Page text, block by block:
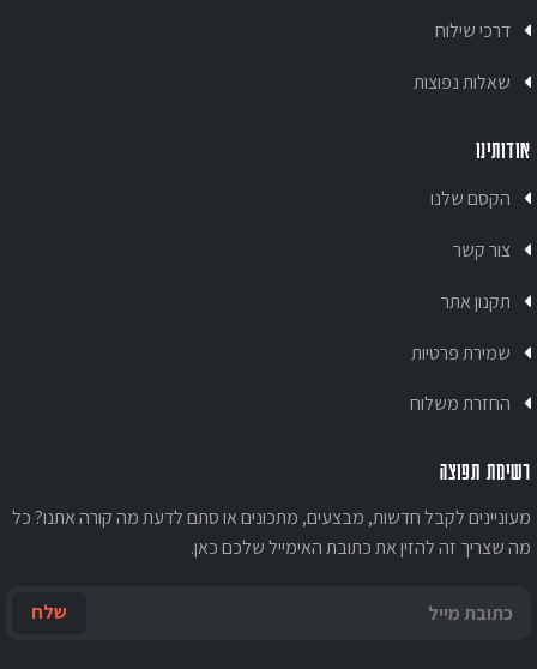
דרכי שילוח
שאלות נפוצות
אודותינו
הקסם שלנו
צור קשר
תקנון אתר
שמירת פרטיות
החזרת משלוח
רשימת תפוצה
מעוניינים לקבל חדשות, מבצעים, מתכונים או סתם לדעת מה קורה אתנו? כל
מה שצריך זה להזין את כתובת האימייל שלכם כאן.
שלח